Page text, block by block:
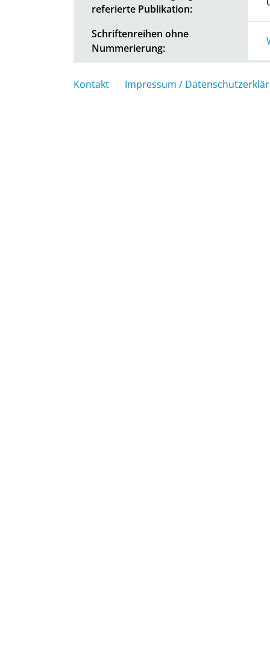
referierte Publikation:
Schriftenreihen ohne
Nummerierung:
Kontakt Impressum /